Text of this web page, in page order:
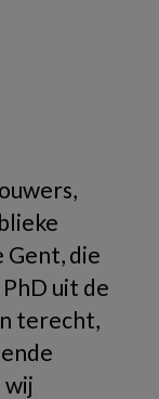
Gent, die
uit de
terecht,
wij